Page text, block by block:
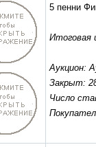
5 пенни
Итоговая
Аукцион:
Закрыт:
Число